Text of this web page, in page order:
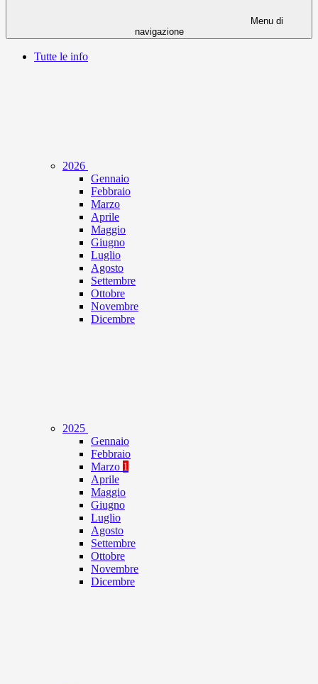
Menu di
navigazione
Tutte le info
2026
Gennaio
Febbraio
Marzo
Aprile
Maggio
Giugno
Luglio
Agosto
Settembre
Ottobre
Novembre
Dicembre
2025
Gennaio
Febbraio
Marzo 1
Aprile
Maggio
Giugno
Luglio
Agosto
Settembre
Ottobre
Novembre
Dicembre